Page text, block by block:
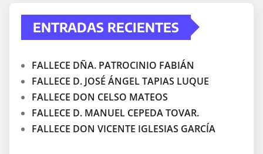
ENTRADAS RECIENTES
FALLECE DÑA. PATROCINIO FABIÁN
FALLECE D. JOSÉ ÁNGEL TAPIAS LUQUE
FALLECE DON CELSO MATEOS
FALLECE D. MANUEL CEPEDA TOVAR.
FALLECE DON VICENTE IGLESIAS GARCÍA